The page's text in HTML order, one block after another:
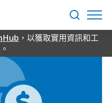
搜
尋
，以獲取實用資訊和工